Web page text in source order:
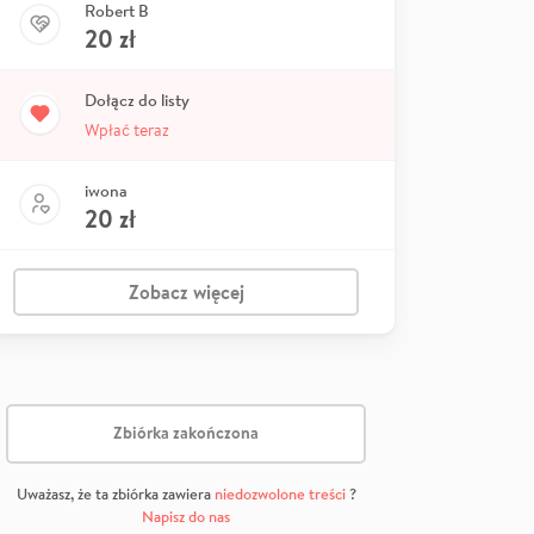
Robert B
20 zł
Dołącz do listy
Wpłać teraz
iwona
20 zł
Zobacz więcej
Zbiórka zakończona
Uważasz, że ta zbiórka zawiera niedozwolone treści?
Napisz do nas